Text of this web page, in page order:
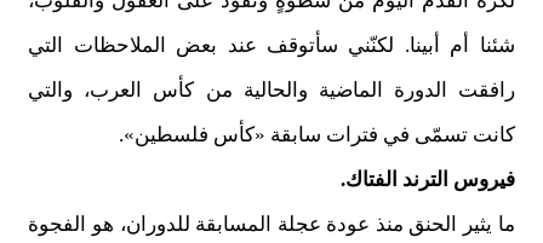
شئنا أم أبينا. لكنّني سأتوقف عند بعض الملاحظات التي
رافقت الدورة الماضية والحالية من كأس العرب، والتي
كانت تسمّى في فترات سابقة «كأس فلسطين».
فيروس الترند الفتاك.
ما يثير الحنق منذ عودة عجلة المسابقة للدوران، هو الفجوة